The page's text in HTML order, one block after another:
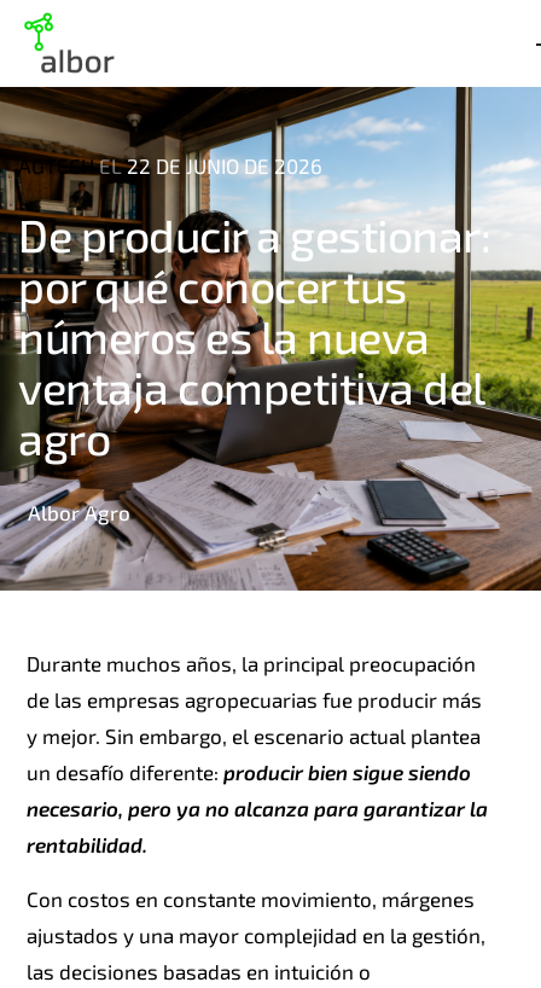
AGTECH EL 22 DE JUNIO DE 2026
De producir a gestionar:
por qué conocer tus
números es la nueva
ventaja competitiva del
agro
Albor Agro
Durante muchos años, la principal preocupación
de las empresas agropecuarias fue producir más
y mejor. Sin embargo, el escenario actual plantea
un desafío diferente:producir bien sigue siendo
necesario, pero ya no alcanza para garantizar la
rentabilidad.
Con costos en constante movimiento, márgenes
ajustados y una mayor complejidad en la gestión,
las decisiones basadas en intuición o